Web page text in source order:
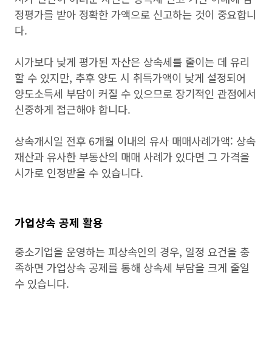
정평가를 받아 정확한 가액으로 신고하는 것이 중요합니
다.
시가보다 낮게 평가된 자산은 상속세를 줄이는 데 유리
할 수 있지만, 추후 양도 시 취득가액이 낮게 설정되어
양도소득세 부담이 커질 수 있으므로 장기적인 관점에서
신중하게 접근해야 합니다.
상속개시일 전후 6개월 이내의 유사 매매사례가액: 상속
재산과 유사한 부동산의 매매 사례가 있다면 그 가격을
시가로 인정받을 수 있습니다.
가업상속 공제 활용
중소기업을 운영하는 피상속인의 경우, 일정 요건을 충
족하면 가업상속 공제를 통해 상속세 부담을 크게 줄일
수 있습니다.